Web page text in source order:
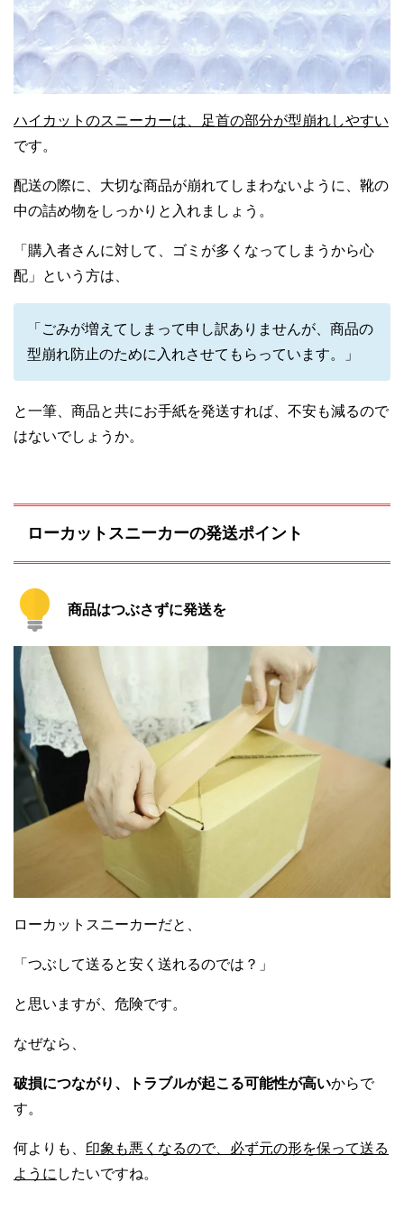
ハイカットのスニーカーは、足首の部分が型崩れしやすい
です。
配送の際に、大切な商品が崩れてしまわないように、靴の
中の詰め物をしっかりと入れましょう。
「購入者さんに対して、ゴミが多くなってしまうから心
配」という方は、
「ごみが増えてしまって申し訳ありませんが、商品の
型崩れ防止のために入れさせてもらっています。」
と一筆、商品と共にお手紙を発送すれば、不安も減るので
はないでしょうか。
ローカットスニーカーの発送ポイント
商品はつぶさずに発送を
ローカットスニーカーだと、
「つぶして送ると安く送れるのでは？」
と思いますが、危険です。
なぜなら、
破損につながり、トラブルが起こる可能性が高いからで
す。
何よりも、 印象も悪くなるので、必ず元の形を保って送る
ように したいですね。